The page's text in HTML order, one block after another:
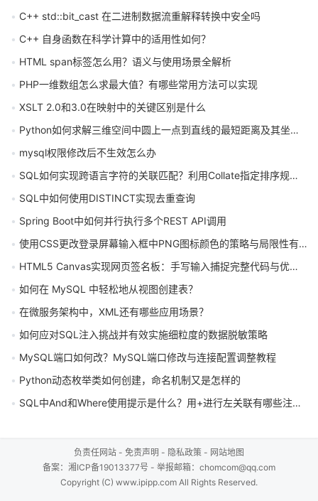
C++ std::bit_cast 在二进制数据流重解释转换中安全吗
C++ 自身函数在科学计算中的适用性如何？
HTML span标签怎么用？语义与使用场景全解析
PHP一维数组怎么求最大值？有哪些常用方法可以实现
XSLT 2.0和3.0在映射中的关键区别是什么
Python如何求解三维空间中圆上一点到直线的最短距离及其坐标？
mysql权限修改后不生效怎么办
SQL如何实现跨语言字符的关联匹配？利用Collate指定排序规则的方法
SQL中如何使用DISTINCT实现去重查询
Spring Boot中如何并行执行多个REST API调用
使用CSS更改登录屏幕输入框中PNG图标颜色的策略与局限性有哪些
HTML5 Canvas实现网页签名板：手写输入捕捉完整代码与优化方案
如何在 MySQL 中轻松地从视图创建表？
在微服务架构中，XML还有哪些应用场景？
如何应对SQL注入挑战并有效实施细粒度的数据脱敏策略
MySQL端口如何改？MySQL端口修改与连接配置调整教程
Python动态枚举类如何创建，命名机制又是怎样的
SQL中And和Where使用提示是什么？用+进行左关联有哪些注意事项？
负责任网站 - 免责声明 - 隐私政策 - 网站地图
备案： 湘ICP备19013377号 - 举报邮箱：chomcom@qq.com
Copyright (C) www.ipipp.com All Rights Reserved.